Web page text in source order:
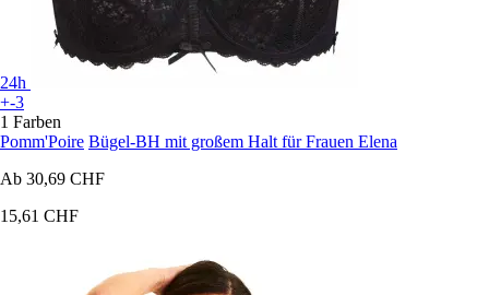
24h
+-3
1 Farben
Pomm'Poire Bügel-BH mit großem Halt für Frauen Elena
Ab 30,69 CHF
15,61 CHF